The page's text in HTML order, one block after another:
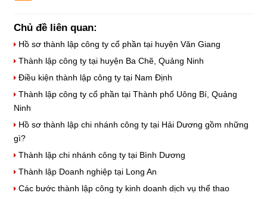
Chủ đề liên quan:
Hồ sơ thành lập công ty cổ phần tại huyện Văn Giang
Thành lập công ty tại huyện Ba Chẽ, Quảng Ninh
​Điều kiện thành lập công ty tại Nam Định
Thành lập công ty cổ phần tại Thành phố Uông Bí, Quảng
Ninh
Hồ sơ thành lập chi nhánh công ty tại Hải Dương gồm những
gì?
Thành lập chi nhánh công ty tại Bình Dương
Thành lập Doanh nghiệp tại Long An
Các bước thành lập công ty kinh doanh dịch vụ thể thao